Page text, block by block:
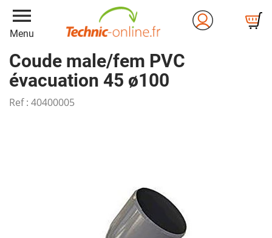
menu
Menu
Coude male/fem PVC
évacuation 45 ø100
Ref : 40400005